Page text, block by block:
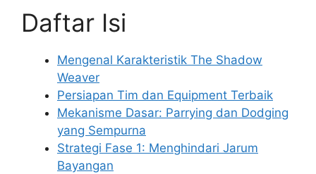
Daftar Isi
Mengenal Karakteristik The Shadow
Weaver
Persiapan Tim dan Equipment Terbaik
Mekanisme Dasar: Parrying dan Dodging
yang Sempurna
Strategi Fase 1: Menghindari Jarum
Bayangan